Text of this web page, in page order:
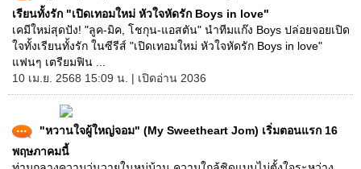
เรียนทั้งรัก "เปิดเทอมใหม่ หัวใจหัดรัก Boys in love"
เคมีใหม่สุดปัง! "ลูค-มิค, โชกุน-แอสตัน" นำทีมแก๊ง Boys ปล่อยจอยเปิด
ใจทั้งเรียนทั้งรัก ในซีรีส์ "เปิดเทอมใหม่ หัวใจหัดรัก Boys in love"
แฟนๆ เตรียมฟิน ...
10 เม.ย. 2568 15:09 น. | เปิดอ่าน 2036
"หวานใจผู้ใหญ่จอม" (My Sweetheart Jom) เริ่มตอนแรก 16
พฤษภาคมนี้